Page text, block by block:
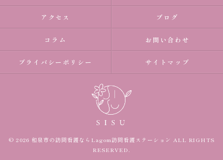
アクセス ブログ
コラム お問い合わせ
プライバシーポリシー サイトマップ
© 2026 和泉市の訪問看護ならLagom訪問看護ステーション ALL RIGHTS
RESERVED.